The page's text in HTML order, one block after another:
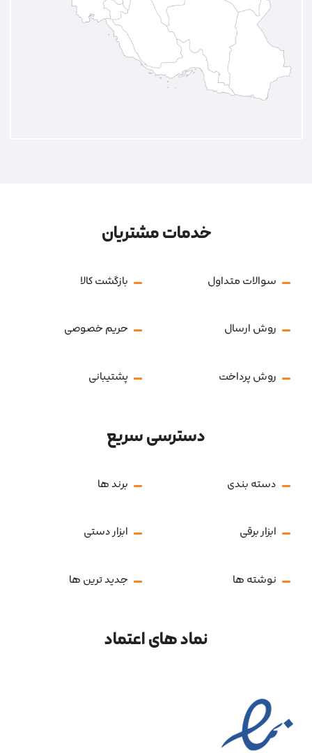
خدمات مشتریان
سوالات متداول بازگشت کالا
روش ارسال حریم خصوصی
روش پرداخت پشتیبانی
دسترسی سریع
دسته بندی برند ها
ابزار برقی ابزار دستی
نوشته ها جدید ترین ها
نماد های اعتماد